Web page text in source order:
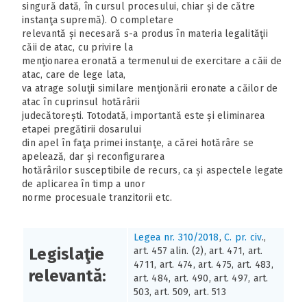
singură dată, în cursul procesului, chiar și de către
instanţa supremă). O completare
relevantă și necesară s-a produs în materia legalităţii
căii de atac, cu privire la
menţionarea eronată a termenului de exercitare a căii de
atac, care de lege lata,
va atrage soluţii similare menţionării eronate a căilor de
atac în cuprinsul hotărârii
judecătorești. Totodată, importantă este și eliminarea
etapei pregătirii dosarului
din apel în faţa primei instanţe, a cărei hotărâre se
apelează, dar și reconfigurarea
hotărârilor susceptibile de recurs, ca și aspectele legate
de aplicarea în timp a unor
norme procesuale tranzitorii etc.
Legislaţie
relevantă:
Legea nr. 310/2018, C. pr. civ.,
art. 457 alin. (2), art. 471, art.
4711, art. 474, art. 475, art. 483,
art. 484, art. 490, art. 497, art.
503, art. 509, art. 513